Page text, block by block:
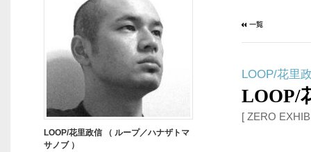
LOOP/花里
LOOP/
[ ZERO
LOOP/花里政信 （ ループ／ハナザトマ
サノブ ）